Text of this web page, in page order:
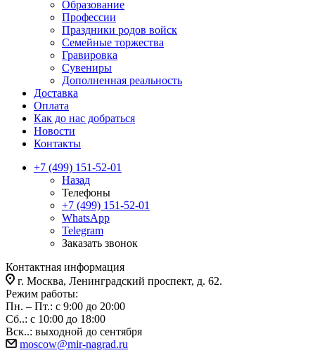
Образование
Профессии
Праздники родов войск
Семейные торжества
Гравировка
Сувениры
Дополненная реальность
Доставка
Оплата
Как до нас добраться
Новости
Контакты
+7 (499) 151-52-01
Назад
Телефоны
+7 (499) 151-52-01
WhatsApp
Telegram
Заказать звонок
Контактная информация
г. Москва, Ленинградский проспект, д. 62.
Режим работы:
Пн. – Пт.: с 9:00 до 20:00
Сб..: с 10:00 до 18:00
Вск..: выходной до сентября
moscow@mir-nagrad.ru